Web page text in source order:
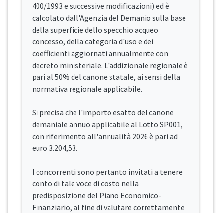
400/1993 e successive modificazioni) ed è
calcolato dall'Agenzia del Demanio sulla base
della superficie dello specchio acqueo
concesso, della categoria d'uso e dei
coefficienti aggiornati annualmente con
decreto ministeriale. L'addizionale regionale è
pari al 50% del canone statale, ai sensi della
normativa regionale applicabile.
Si precisa che l'importo esatto del canone
demaniale annuo applicabile al Lotto SP001,
con riferimento all'annualità 2026 è pari ad
euro 3.204,53.
I concorrenti sono pertanto invitati a tenere
conto di tale voce di costo nella
predisposizione del Piano Economico-
Finanziario, al fine di valutare correttamente